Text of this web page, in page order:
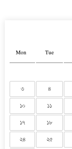
Mon Tue
৩ ৪
১০ ১১
১৭ ১৮
২৪ ২৫